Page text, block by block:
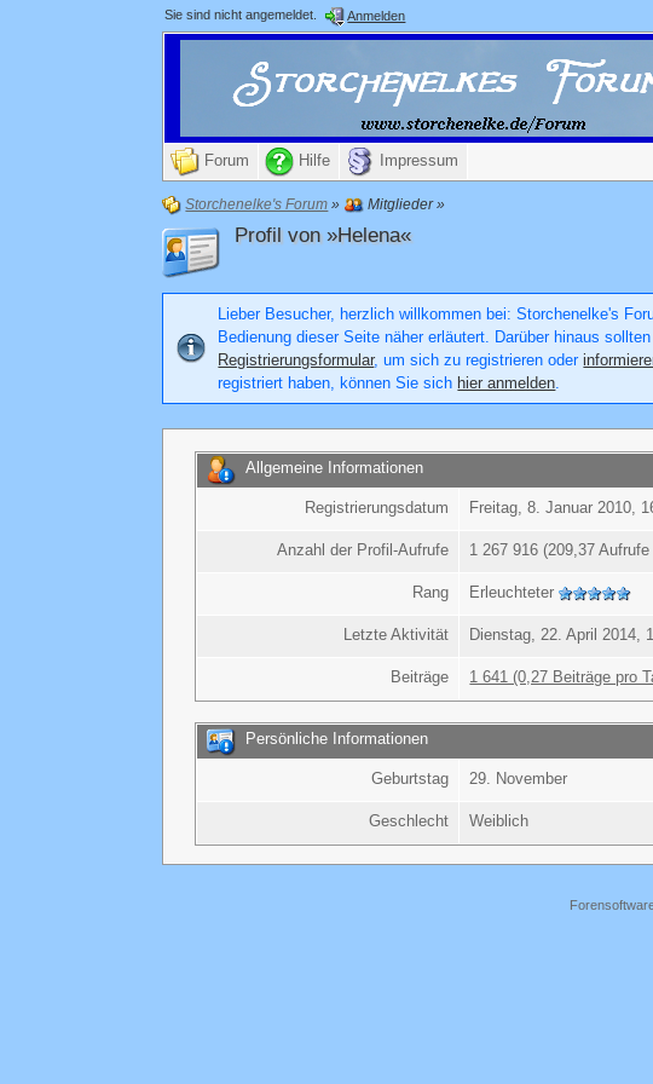
Sie sind nicht angemeldet. Anmelden
Forum Hilfe Impressum
Storchenelke's Forum » Mitglieder»
Profil von »Helena«
Lieber Besucher, herzlich willkommen bei: Storchenelke's
Bedienung dieser Seite näher erläutert. Darüber hinaus
Registrierungsformular, um sich zu registrieren oder
registriert haben, können Sie sich hier anmelden.
Allgemeine Informationen
Registrierungsdatum Freitag, 8. Januar 2010,
Anzahl der Profil-Aufrufe 1 267 916 (209,37 Aufrufe
Rang Erleuchteter
Letzte Aktivität Dienstag, 22. April 2014,
Beiträge 1 641 (0,27 Beiträge pro
Persönliche Informationen
Geburtstag 29. November
Geschlecht Weiblich